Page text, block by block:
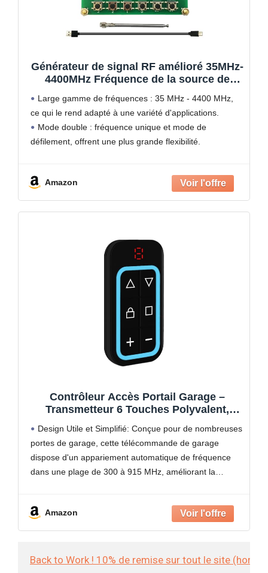
Générateur de signal RF amélioré 35MHz-
4400MHz Fréquence de la source de
Large gamme de fréquences : 35 MHz - 4400 MHz,
ce qui le rend adapté à une variété d'applications.
Mode double : fréquence unique et mode de
défilement, offrent une plus grande flexibilité.
Amazon
Contrôleur Accès Portail Garage –
Transmetteur 6 Touches Polyvalent,
Idéal Utilisation Journalière Résidence
Extérieur Automobile Protection Foyer
Design Utile et Simplifié: Conçue pour de nombreuses
portes de garage, cette télécommande de garage
dispose d'un appariement automatique de fréquence
dans une plage de 300 à 915 MHz, améliorant la
Amazon
Back to Work ! 10% de remise sur tout le site (hors